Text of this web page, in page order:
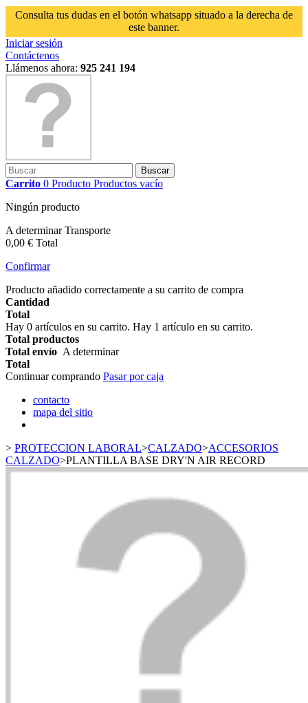
Consulta tus dudas en el botón whatsapp situado a la derecha de
este banner.
Iniciar sesión
Contáctenos
Llámenos ahora: 925 241 194
Buscar
Carrito 0 Producto Productos vacío
Ningún producto
A determinarTransporte
0,00 € Total
Confirmar
Producto añadido correctamente a su carrito de compra
Cantidad
Total
Hay 0 artículos en su carrito. Hay 1 artículo en su carrito.
Total productos
Total envío A determinar
Total
Continuar comprando Pasar por caja
contacto
mapa del sitio
> PROTECCION LABORAL>CALZADO>ACCESORIOS
CALZADO>PLANTILLA BASE DRY'N AIR RECORD